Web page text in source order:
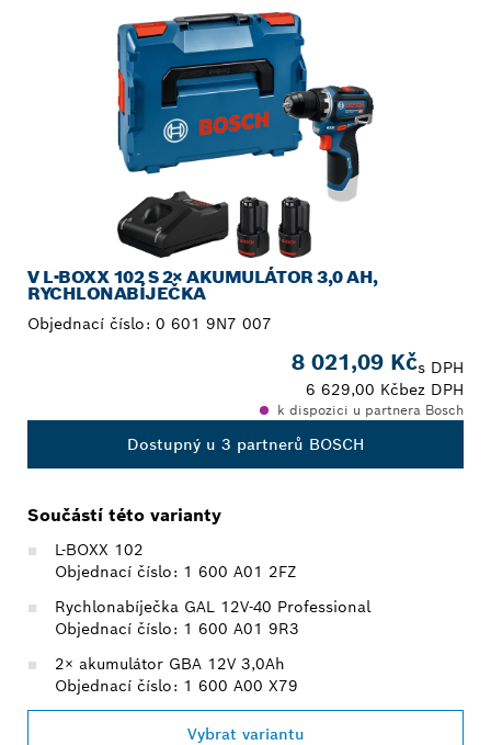
V L-BOXX 102 S 2× AKUMULÁTOR 3,0 AH,
RYCHLONABÍJEČKA
Objednací číslo: 0 601 9N7 007
8 021,09 Kčs DPH
6 629,00 Kčbez DPH
k dispozici u partnera Bosch
Dostupný u 3 partnerů BOSCH
Součástí této varianty
L-BOXX 102
Objednací číslo: 1 600 A01 2FZ
Rychlonabíječka GAL 12V-40 Professional
Objednací číslo: 1 600 A01 9R3
2× akumulátor GBA 12V 3,0Ah
Objednací číslo: 1 600 A00 X79
Vybrat variantu